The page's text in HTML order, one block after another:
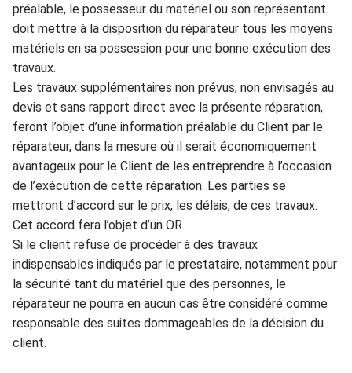
préalable, le possesseur du matériel ou son représentant
doit mettre à la disposition du réparateur tous les moyens
matériels en sa possession pour une bonne exécution des
travaux.
Les travaux supplémentaires non prévus, non envisagés au
devis et sans rapport direct avec la présente réparation,
feront l’objet d’une information préalable du Client par le
réparateur, dans la mesure où il serait économiquement
avantageux pour le Client de les entreprendre à l’occasion
de l’exécution de cette réparation. Les parties se
mettront d’accord sur le prix, les délais, de ces travaux.
Cet accord fera l’objet d’un OR.
Si le client refuse de procéder à des travaux
indispensables indiqués par le prestataire, notamment pour
la sécurité tant du matériel que des personnes, le
réparateur ne pourra en aucun cas être considéré comme
responsable des suites dommageables de la décision du
client.